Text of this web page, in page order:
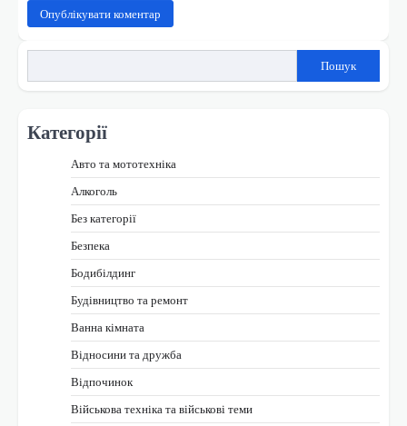
Пошук
Категорії
Авто та мототехніка
Алкоголь
Без категорії
Безпека
Бодибілдинг
Будівництво та ремонт
Ванна кімната
Відносини та дружба
Відпочинок
Військова техніка та військові теми